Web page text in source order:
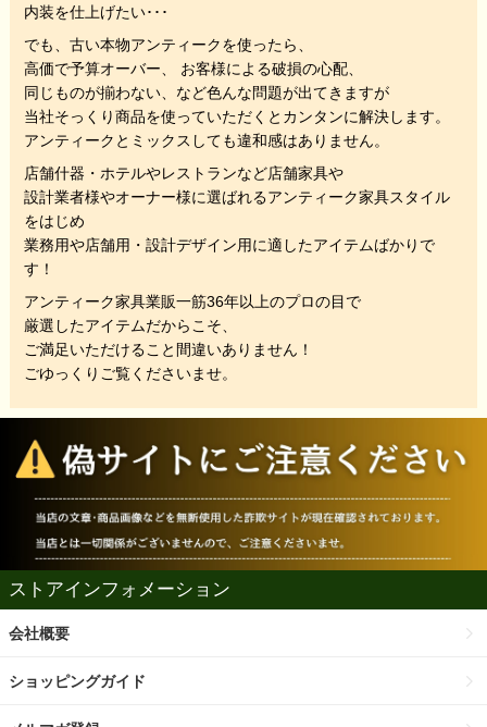
内装を仕上げたい･･･
でも、 古い本物アンティークを使ったら、
高価で予算オーバー、 お客様による破損の心配、
同じものが揃わない、 など色んな問題が出てきますが
当社そっくり商品を使っていただくと カンタンに解決します。
アンティークとミックスしても違和感はありません。
店舗什器・ホテルやレストランなど店舗家具や
設計業者様やオーナー様に選ばれるアンティーク家具スタイル
をはじめ
業務用や店舗用・設計デザイン用に適したアイテムばかりで
す！
アンティーク家具業販一筋36年以上のプロの目で
厳選したアイテムだからこそ、
ご満足いただけること間違いありません！
ごゆっくりご覧くださいませ。
ストアインフォメーション
会社概要
ショッピングガイド